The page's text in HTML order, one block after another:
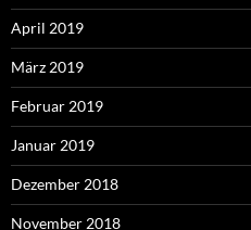
April 2019
März 2019
Februar 2019
Januar 2019
Dezember 2018
November 2018